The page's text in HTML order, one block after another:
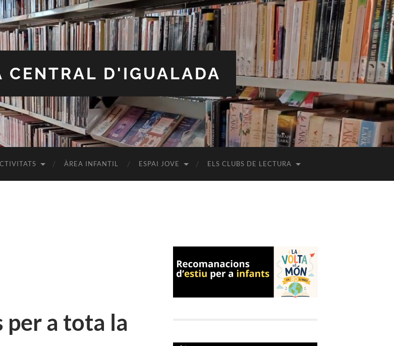
CENTRAL D'IGUALADA
ÀREA INFANTIL ESPAI JOVE ELS CLUBS DE LECTURA
per a tota la